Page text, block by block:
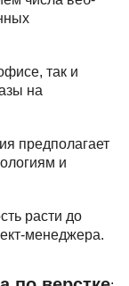
так и
на
предполагает
и
расти до
менеджера.